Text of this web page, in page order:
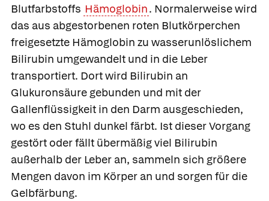
Blutfarbstoffs Hämoglobin. Normalerweise wird
das aus abgestorbenen roten Blutkörperchen
freigesetzte Hämoglobin zu wasserunlöslichem
Bilirubin umgewandelt und in die Leber
transportiert. Dort wird Bilirubin an
Glukuronsäure gebunden und mit der
Gallenflüssigkeit in den Darm ausgeschieden,
wo es den Stuhl dunkel färbt. Ist dieser Vorgang
gestört oder fällt übermäßig viel Bilirubin
außerhalb der Leber an, sammeln sich größere
Mengen davon im Körper an und sorgen für die
Gelbfärbung.